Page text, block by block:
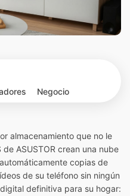
Negocio
almacenamiento que no le
ASUSTOR crean una nube
copias de
de su teléfono sin ningún
definitiva para su hogar: